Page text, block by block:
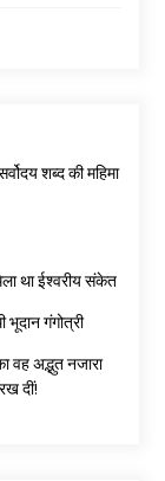
शब्द की महिमा
था ईश्वरीय संकेत
गंगोत्री
वह अद्भुत नजारा
दीं!